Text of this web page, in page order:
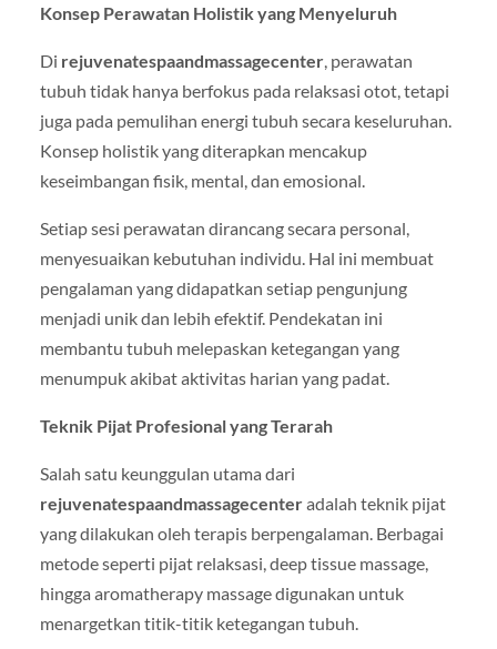
Konsep Perawatan Holistik yang Menyeluruh
Di rejuvenatespaandmassagecenter, perawatan
tubuh tidak hanya berfokus pada relaksasi otot, tetapi
juga pada pemulihan energi tubuh secara keseluruhan.
Konsep holistik yang diterapkan mencakup
keseimbangan fisik, mental, dan emosional.
Setiap sesi perawatan dirancang secara personal,
menyesuaikan kebutuhan individu. Hal ini membuat
pengalaman yang didapatkan setiap pengunjung
menjadi unik dan lebih efektif. Pendekatan ini
membantu tubuh melepaskan ketegangan yang
menumpuk akibat aktivitas harian yang padat.
Teknik Pijat Profesional yang Terarah
Salah satu keunggulan utama dari
rejuvenatespaandmassagecenteradalah teknik pijat
yang dilakukan oleh terapis berpengalaman. Berbagai
metode seperti pijat relaksasi, deep tissue massage,
hingga aromatherapy massage digunakan untuk
menargetkan titik-titik ketegangan tubuh.